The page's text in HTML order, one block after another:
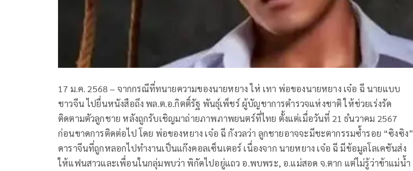
17 ม.ค. 2568 – จากกรณีที่ทนายความของนายหยาง ไห่ เทา พ่อของนายหยาง เจ๋อ ฉี นายแบบ
ชาวจีน ไปยื่นหนังสือถึง พล.ต.อ.กิตติ์รัฐ พันธุ์เพ็ชร์ ผู้บัญชาการตำรวจแห่งชาติ ให้ช่วยเร่งรัด
ติดตามตัวลูกชาย หลังถูกรับเชิญมาถ่ายภาพภาพยนตร์ที่ไทย ตั้งแต่เมื่อวันที่ 21 ธํนวาคม 2567
ก่อนขาดการติดต่อไป โดย พ่อของหยาง เจ๋อ ฉี กังวลว่า ลูกชายอาจจะมีชะตากรรมซ้ำรอย “ซิงซิง”
ดาราจีนที่ถูกหลอกไปทำงานเป็นแก๊งคอลเซ็นเตอร์ เนื่องจาก นายหยาง เจ๋อ ฉี มีข้อมูลโลเคชันส่ง
ให้แฟนสาวและเพื่อนในกลุ่มพบว่า พิกัดไปอยู่แถว อ.พบพระ, อ.แม่สอด จ.ตาก แต่ไม่รู้ว่าข้าแม่น้ำ